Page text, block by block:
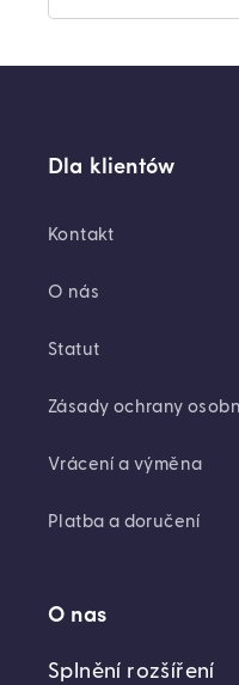
Dla klientów
Kontakt
O nás
Statut
Zásady ochrany
Vrácení a výměna
Platba a doručení
O nas
Splnění rozšíření